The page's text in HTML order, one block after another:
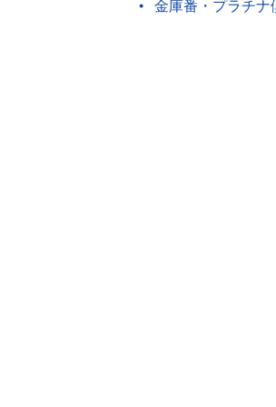
金庫番・プラチナ